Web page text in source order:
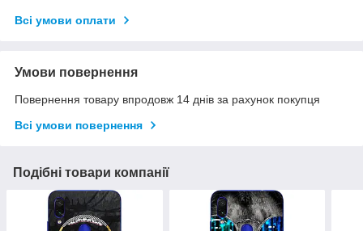
Всі умови оплати
Умови повернення
Повернення товару впродовж 14 днів за рахунок покупця
Всі умови повернення
Подібні товари компанії